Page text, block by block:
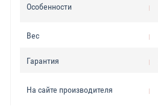
Особенности
Вес
Гарантия
На сайте производителя